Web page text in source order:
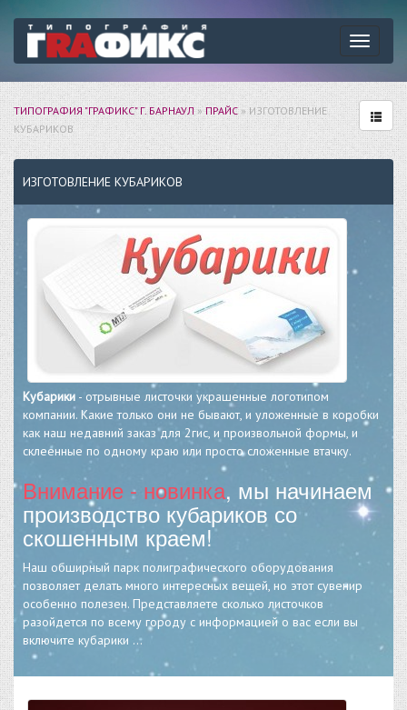
ТИПОГРАФИЯ "ГРАФИКС" Г. БАРНАУЛ»ПРАЙС» ИЗГОТОВЛЕНИЕ
КУБАРИКОВ
ИЗГОТОВЛЕНИЕ КУБАРИКОВ
Кубарики - отрывные листочки украшенные логотипом
компании. Какие только они не бывают, и уложенные в коробки
как наш недавний заказ для 2гис, и произвольной формы, и
склеенные по одному краю или просто сложенные втачку.
Внимание - новинка, мы начинаем
производство кубариков со
скошенным краем!
Наш обширный парк полиграфического оборудования
позволяет делать много интересных вещей, но этот сувенир
особенно полезен. Представляете сколько листочков
разойдется по всему городу с информацией о вас если вы
включите кубарики ...